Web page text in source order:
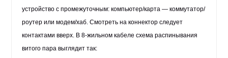
устройство с промежуточным: компьютер/карта — коммутатор/
роутер или модем/хаб. Смотреть на коннектор следует
контактами вверх. В 8-жильном кабеле схема распинывания
витого пара выглядит так: